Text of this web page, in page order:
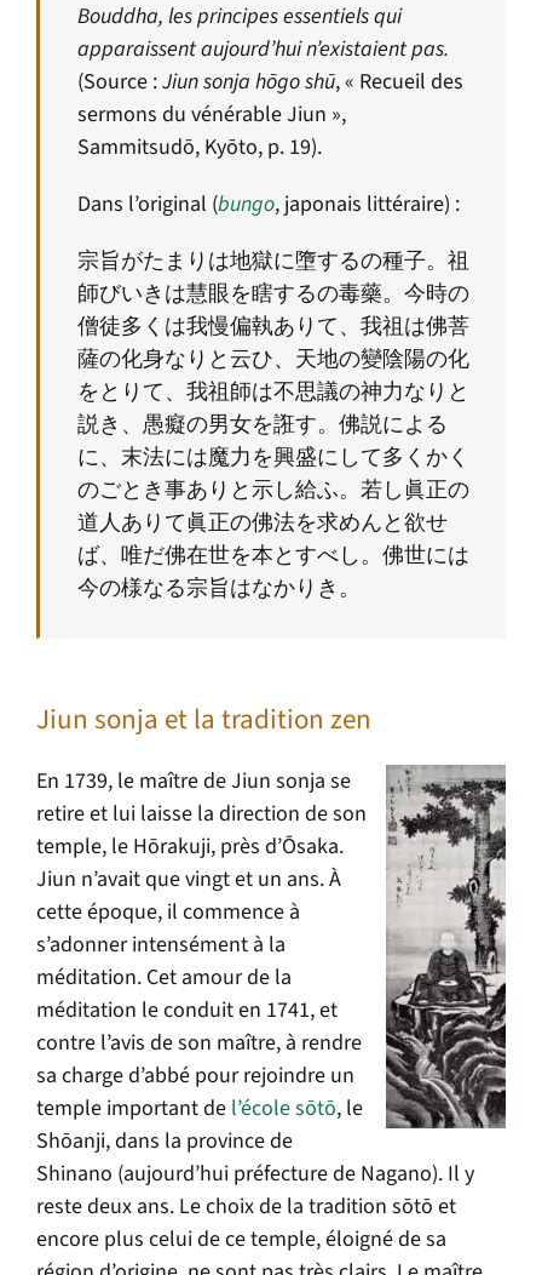
Bouddha, les principes essentiels qui
apparaissent aujourd’hui n’existaient pas.
(Source :Jiun sonja hōgo shū, « Recueil des
sermons du vénérable Jiun »,
Sammitsudō, Kyōto, p. 19).
Dans l’original (bungo, japonais littéraire) :
宗旨がたまりは地獄に墮するの種子。祖
師びいきは慧眼を瞎するの毒藥。今時の
僧徒多くは我慢偏執ありて、我祖は佛菩
薩の化身なりと云ひ、天地の變陰陽の化
をとりて、我祖師は不思議の神力なりと
説き、愚癡の男女を誑す。佛説による
に、末法には魔力を興盛にして多くかく
のごとき事ありと示し給ふ。若し眞正の
道人ありて眞正の佛法を求めんと欲せ
ば、唯だ佛在世を本とすべし。佛世には
今の様なる宗旨はなかりき。
Jiun sonja et la tradition zen
En 1739, le maître de Jiun sonja se
retire et lui laisse la direction de son
temple, le Hōrakuji, près d’Ōsaka.
Jiun n’avait que vingt et un ans. À
cette époque, il commence à
s’adonner intensément à la
méditation. Cet amour de la
méditation le conduit en 1741, et
contre l’avis de son maître, à rendre
sa charge d’abbé pour rejoindre un
temple important de l’école sōtō, le
Shōanji, dans la province de
Shinano (aujourd’hui préfecture de Nagano). Il y
reste deux ans. Le choix de la tradition sōtō et
encore plus celui de ce temple, éloigné de sa